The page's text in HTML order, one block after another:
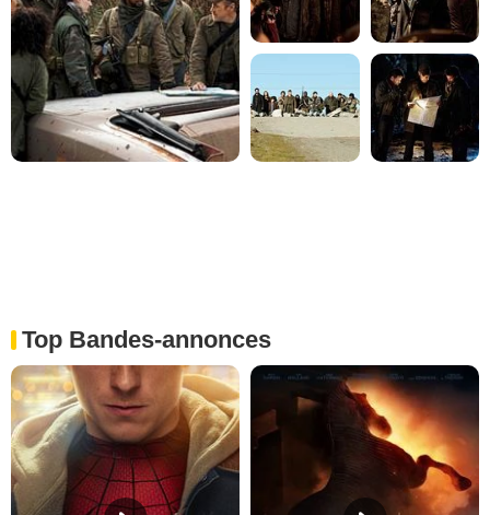
Top Bandes-annonces